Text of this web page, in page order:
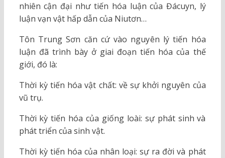
nhiên cận đại như tiến hóa luận của Đácuyn, lý
luận vạn vật hấp dẫn của Niutơn…
Tôn Trung Sơn căn cứ vào nguyên lý tiến hóa
luận đã trình bày ở giai đoạn tiến hóa của thế
giới, đó là:
Thời kỳ tiến hóa vật chất: về sự khởi nguyên của
vũ trụ.
Thời kỳ tiến hóa của giống loài: sự phát sinh và
phát triển của sinh vật.
Thời kỳ tiến hóa của nhân loại: sự ra đời và phát